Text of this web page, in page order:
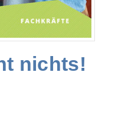
nichts!